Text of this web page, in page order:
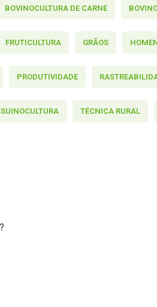
BOVINOCULTURA DE CARNE
FRUTICULTURA GRÃOS
PRODUTIVIDADE
SUINOCULTURA TÉCNICA RURAL